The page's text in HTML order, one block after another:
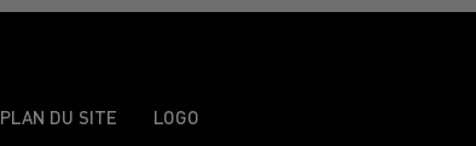
PLAN DU SITE LOGO